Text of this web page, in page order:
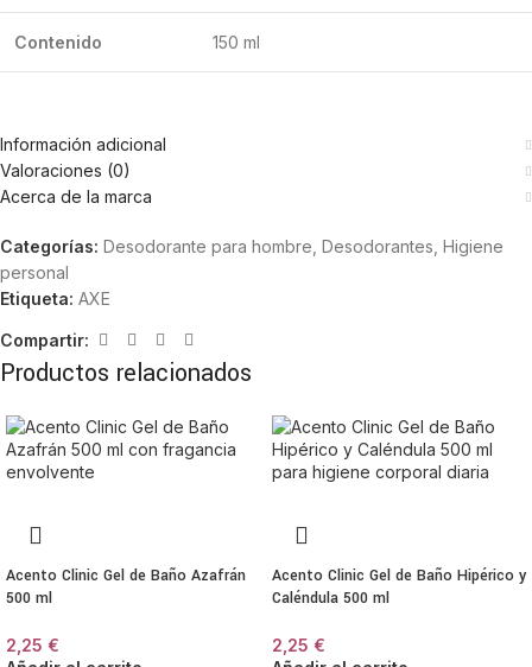
Contenido 150 ml
Información adicional
Valoraciones (0)
Acerca de la marca
Categorías: Desodorante para hombre Desodorantes Higiene
personal
Etiqueta: AXE
Compartir:
Productos relacionados
Acento Clinic Gel de Baño Azafrán
500 ml
2,25 €
Acento Clinic Gel de Baño Hipérico y
Caléndula 500 ml
2,25 €